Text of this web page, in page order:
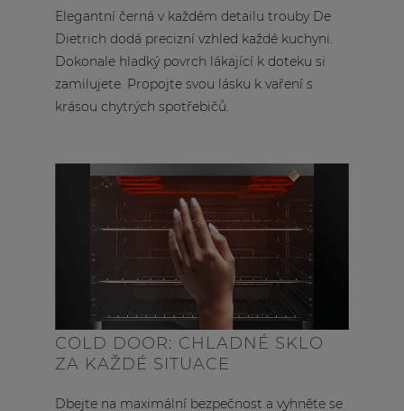
Elegantní černá v každém detailu trouby De
Dietrich dodá precizní vzhled každé kuchyni.
Dokonale hladký povrch lákající k doteku si
zamilujete. Propojte svou lásku k vaření s
krásou chytrých spotřebičů.
COLD DOOR: CHLADNÉ SKLO
ZA KAŽDÉ SITUACE
Dbejte na maximální bezpečnost a vyhněte se